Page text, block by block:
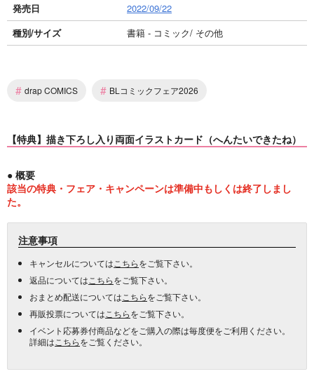
発売日
2022/09/22
種別/サイズ
書籍 - コミック/ その他
# drap COMICS # BLコミックフェア2026
【特典】描き下ろし入り両面イラストカード（へんたいできたね）
● 概要
該当の特典・フェア・キャンペーンは準備中もしくは終了しまし
た。
注意事項
キャンセルについては こちらをご覧下さい。
返品については こちらをご覧下さい。
おまとめ配送については こちらをご覧下さい。
再販投票については こちらをご覧下さい。
イベント応募券付商品などをご購入の際は毎度便をご利用ください。
詳細は こちらをご覧ください。